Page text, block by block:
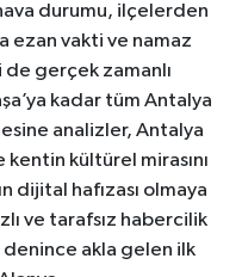
durumu, ilçelerden
ezan vakti ve namaz
gerçek zamanlı
kadar tüm Antalya
analizler, Antalya
kültürel mirasını
dijital hafızası olmaya
ve tarafsız habercilik
denince akla gelen ilk